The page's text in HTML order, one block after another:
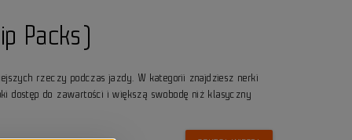
Packs)
rzeczy podczas jazdy. W kategorii znajdziesz nerki
dostęp do zawartości i większą swobodę niż klasyczny